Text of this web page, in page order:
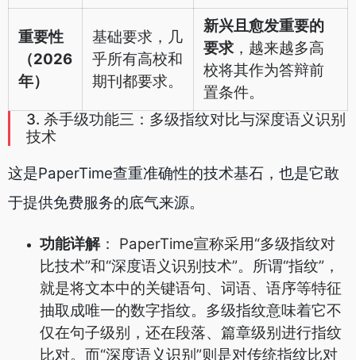
重要性
（2026
年）
基础要求，几
乎所有高校和
期刊都要求。
新兴且愈发重要的
要求 ，越来越多高
校将其作为答辩前
置条件。
3. 杀手级功能三：多级指纹对比与深度语义识别
技术
这是PaperTime查重准确性的技术基石，也是它敢
于提供免费服务的底气来源。
功能详解： PaperTime宣称采用“多级指纹对
比技术”和“深度语义识别技术”。所谓“指纹”，
就是将文本中的关键语句、词语、语序等特征
抽取成唯一的数字指纹。多级指纹意味着它不
仅在句子级别，还在段落、篇章级别进行指纹
比对。而“深度语义识别”则是对传统指纹比对